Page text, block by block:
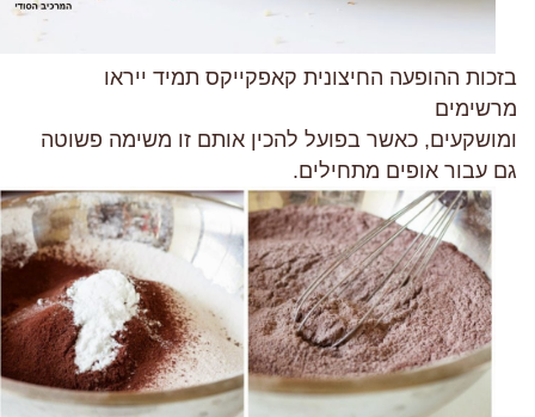
בזכות ההופעה החיצונית קאפקייקס תמיד ייראו
מרשימים
ומושקעים, כאשר בפועל להכין אותם זו משימה פשוטה
גם עבור אופים מתחילים.